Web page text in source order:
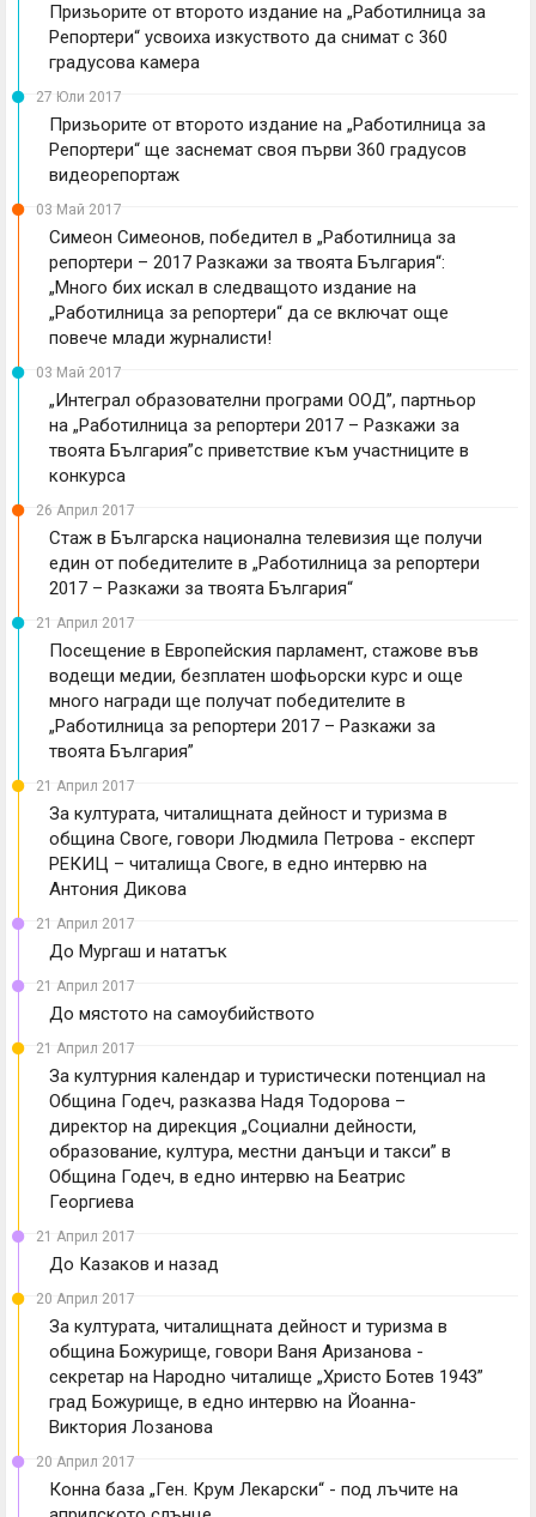
Призьорите от второто издание на „Работилница за
Репортери“ усвоиха изкуството да снимат с 360
градусова камера
27 Юли 2017
Призьорите от второто издание на „Работилница за
Репортери“ ще заснемат своя първи 360 градусов
видеорепортаж
03 Май 2017
Симеон Симеонов, победител в „Работилница за
репортери – 2017 Разкажи за твоята България“:
„Много бих искал в следващото издание на
„Работилница за репортери“ да се включат още
повече млади журналисти!
03 Май 2017
„Интеграл образователни програми ООД’’, партньор
на „Работилница за репортери 2017 – Разкажи за
твоята България”с приветствие към участниците в
конкурса
26 Април 2017
Стаж в Българска национална телевизия ще получи
един от победителите в „Работилница за репортери
2017 – Разкажи за твоята България“
21 Април 2017
Посещение в Европейския парламент, стажове във
водещи медии, безплатен шофьорски курс и още
много награди ще получат победителите в
„Работилница за репортери 2017 – Разкажи за
твоята България”
21 Април 2017
За културата, читалищната дейност и туризма в
община Своге, говори Людмила Петрова - експерт
РЕКИЦ – читалища Своге, в едно интервю на
Антония Дикова
21 Април 2017
До Мургаш и нататък
21 Април 2017
До мястото на самоубийството
21 Април 2017
За културния календар и туристически потенциал на
Община Годеч, разказва Надя Тодорова –
директор на дирекция „Социални дейности,
образование, култура, местни данъци и такси” в
Община Годеч, в едно интервю на Беатрис
Георгиева
21 Април 2017
До Казаков и назад
20 Април 2017
За културата, читалищната дейност и туризма в
община Божурище, говори Ваня Аризанова -
секретар на Народно читалище „Христо Ботев 1943”
град Божурище, в едно интервю на Йоанна-
Виктория Лозанова
20 Април 2017
Конна база „Ген. Крум Лекарски“ - под лъчите на